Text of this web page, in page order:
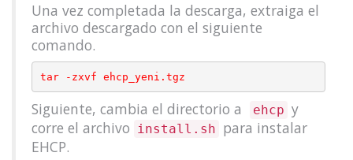
Una vez completada la descarga, extraiga el
archivo descargado con el siguiente
comando.
Siguiente, cambia el directorio a ehcp y
corre el archivo install.sh para instalar
EHCP.